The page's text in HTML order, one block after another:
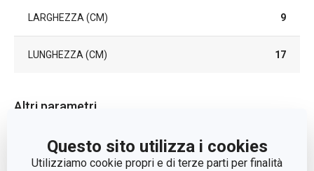
Questo sito utilizza i cookies
Utilizziamo cookie propri e di terze parti per finalità
LARGHEZZA (CM) 9
LUNGHEZZA (CM) 17
Altri parametri
CATEGORIA
tagliabiscotti e
rotelle